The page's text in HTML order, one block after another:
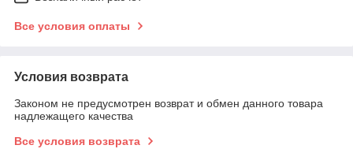
Все условия оплаты
Условия возврата
Законом не предусмотрен возврат и обмен данного товара
надлежащего качества
Все условия возврата